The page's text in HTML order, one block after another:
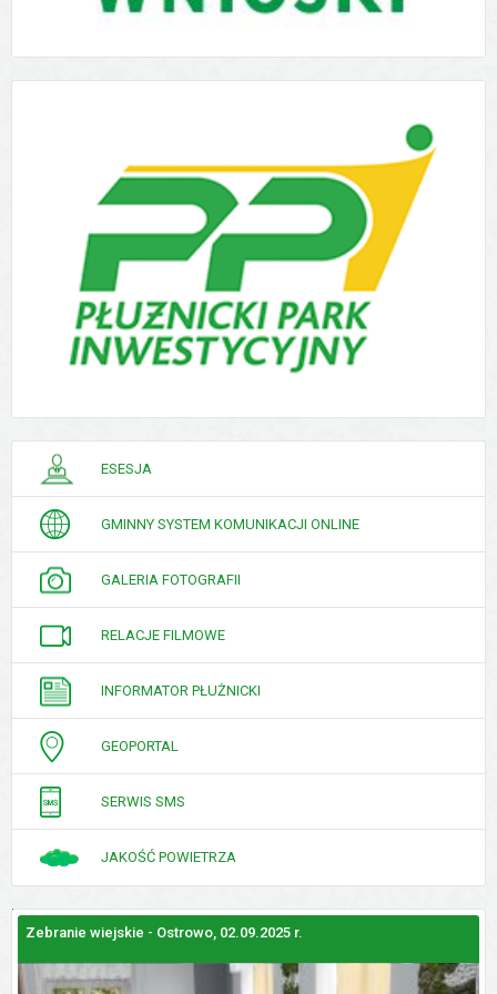
PORADNIK
INTERESANTA
ESESJA
GMINNY SYSTEM KOMUNIKACJI ONLINE
GALERIA FOTOGRAFII
RELACJE FILMOWE
INFORMATOR PŁUŻNICKI
GEOPORTAL
SERWIS SMS
JAKOŚĆ POWIETRZA
GALERIE
ZDJĘĆ
Zebranie wiejskie - Ostrowo, 02.09.2025 r.